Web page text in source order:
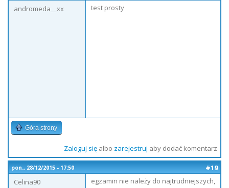
andromeda__xx
test prosty
Góra strony
Zaloguj sięalbo zarejestruj aby dodać komentarz
pon., 28/12/2015 - 17:50
#19
Celina90
egzamin nie należy do najtrudniejszych,